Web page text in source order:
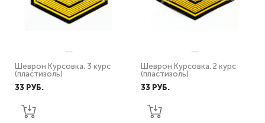
Шеврон Курсовка. 3 курс
(пластизоль)
33 PУБ.
Шеврон Курсовка. 2 курс
(пластизоль)
33 PУБ.